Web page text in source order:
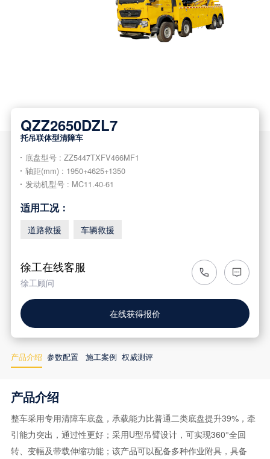
QZZ2650DZL7
托吊联体型清障车
底盘型号 : ZZ5447TXFV466MF1
轴距(mm) : 1950+4625+1350
发动机型号 : MC11.40-61
适用工况：
道路救援 车辆救援
徐工在线客服
徐工顾问
在线获得报价
产品介绍 参数配置 施工案例 权威测评
产品介绍
整车采用专用清障车底盘，承载能力比普通二类底盘提升39%，牵
引能力突出，通过性更好；采用U型吊臂设计，可实现360°全回
转、变幅及带载伸缩功能；该产品可以配备多种作业附具，具备